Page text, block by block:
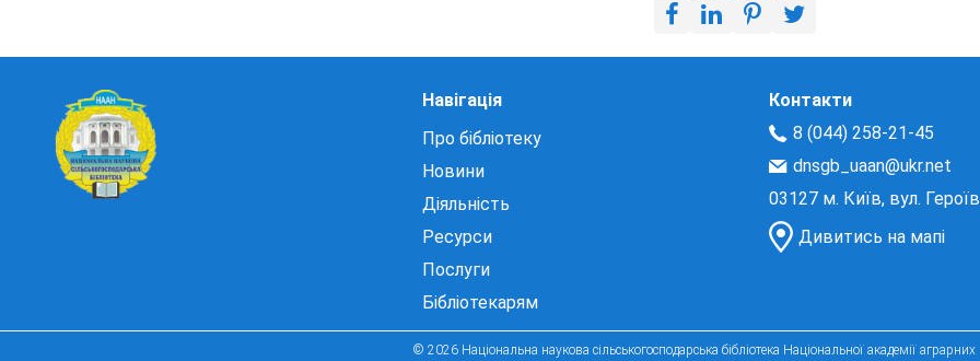
Навігація
Про бібліотеку
Новини
Діяльність
Ресурси
Послуги
Бібліотекарям
Контакти
8 (044) 258-21-45
dnsgb_uaan@ukr.net
03127 м. Київ, вул.
Дивитись на мапі
© 2026 Національна наукова сільськогосподарська бібліотека Національної академії